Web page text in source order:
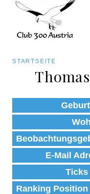
zum
Inhalt
STARTSEITE
E-Mail
Ticks
Ranking Position
Art/Species
Status
Kategorie für die